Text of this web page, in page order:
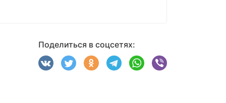
Поделиться в соцсетях: